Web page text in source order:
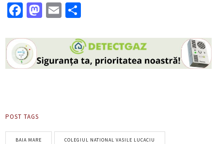
Facebook
Mastodon
Email
POST TAGS
BAIA MARE COLEGIUL NATIONAL VASILE LUCACIU